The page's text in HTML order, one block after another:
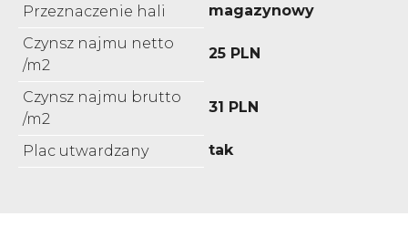
Przeznaczenie hali
magazynowy
Czynsz najmu netto
/m2
25 PLN
Czynsz najmu brutto
/m2
31 PLN
Plac utwardzany tak